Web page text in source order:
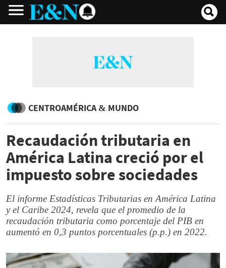
CENTROAMÉRICA & MUNDO
Recaudación tributaria en
América Latina creció por el
impuesto sobre sociedades
El informe Estadísticas Tributarias en América Latina
y el Caribe 2024, revela que el promedio de la
recaudación tributaria como porcentaje del PIB en
aumentó en 0,3 puntos porcentuales (p.p.) en 2022.